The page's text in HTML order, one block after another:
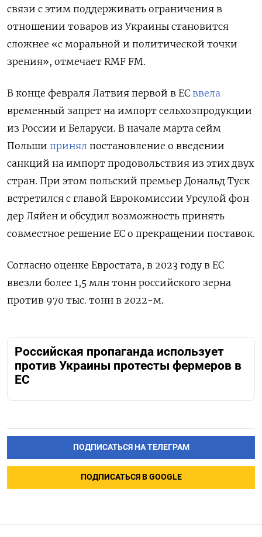
связи с этим поддерживать ограничения в
отношении товаров из Украины становится
сложнее «с моральной и политической точки
зрения», отмечает RMF FM.
В конце февраля Латвия первой в ЕС ввела
временный запрет на импорт сельхозпродукции
из России и Беларуси. В начале марта сейм
Польши принял постановление о введении
санкций на импорт продовольствия из этих двух
стран. При этом польский премьер Дональд Туск
встретился с главой Еврокомиссии Урсулой фон
дер Ляйен и обсудил возможность принять
совместное решение ЕС о прекращении поставок.
Согласно оценке Евростата, в 2023 году в ЕС
ввезли более 1,5 млн тонн российского зерна
против 970 тыс. тонн в 2022-м.
Российская пропаганда использует
против Украины протесты фермеров в
ЕС
ПОДПИСАТЬСЯ НА ТЕЛЕГРАМ
ПОДПИСАТЬСЯ В GOOGLE